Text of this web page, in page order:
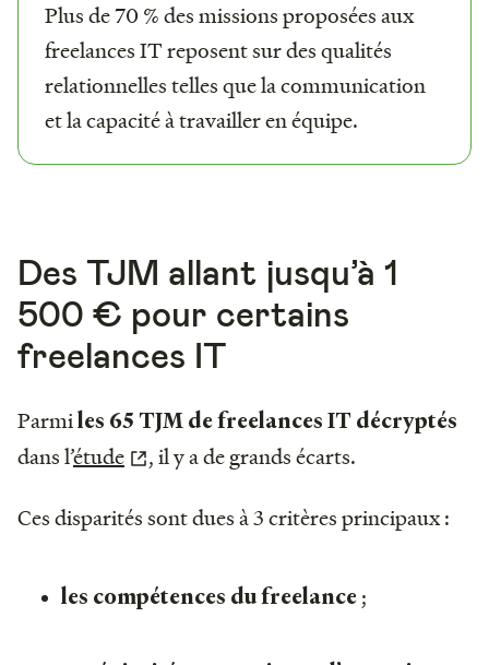
Plus de 70 % des missions proposées aux
freelances IT reposent sur des qualités
relationnelles telles que la communication
et la capacité à travailler en équipe.
Des TJM allant jusqu’à 1
500 € pour certains
freelances IT
Parmiles 65 TJM de freelances IT décryptés
dans l’étude , il y a de grands écarts.
Ces disparités sont dues à 3 critères principaux :
les compétences du freelance ;